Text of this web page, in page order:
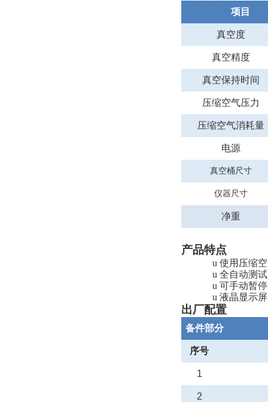
项目
真空度
真空精度
真空保持时间
压缩空气压力
压缩空气消耗量
电源
真空桶尺寸
仪器尺寸
净重
产品特点
u 使用压缩
u 全自动测
u 可手动暂
u 液晶显示
出厂配置
备件部分
序号
1
2